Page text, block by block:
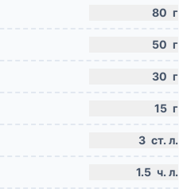
80 г
50 г
30 г
15 г
3 ст. л.
1.5 ч. л.